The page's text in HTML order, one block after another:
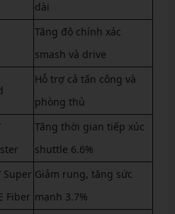
dài
Tăng độ chính xác
smash và drive
Hỗ trợ cả tấn công và
phòng thủ
Tăng thời gian tiếp xúc
shuttle 6.6%
Super
Fiber
Giảm rung, tăng sức
mạnh 3.7%